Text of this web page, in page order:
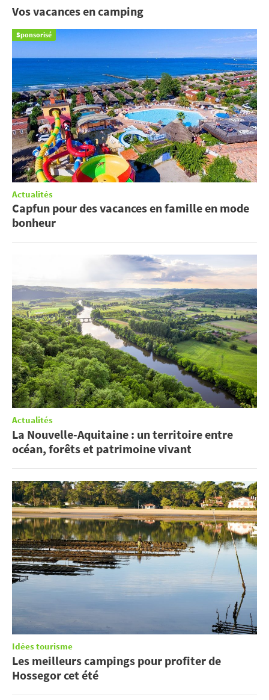
Vos vacances en camping
Sponsorisé
Actualités
Capfun pour des vacances en famille en mode
bonheur
Actualités
La Nouvelle-Aquitaine : un territoire entre
océan, forêts et patrimoine vivant
Idées tourisme
Les meilleurs campings pour profiter de
Hossegor cet été